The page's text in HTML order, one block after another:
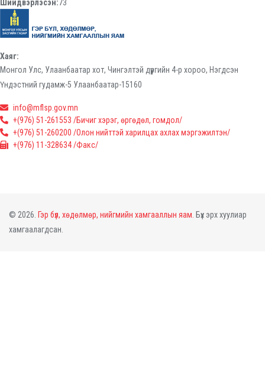
Шийдвэрлэсэн:73
Хаяг:
Монгол Улс, Улаанбаатар хот, Чингэлтэй дүүргийн 4-р хороо, Нэгдсэн
Үндэстний гудамж-5 Улаанбаатар-15160
info@mflsp.gov.mn
+(976) 51-261553 /Бичиг хэрэг, өргөдөл, гомдол/
+(976) 51-260200 /Олон нийттэй харилцах ахлах мэргэжилтэн/
+(976) 11-328634 /Факс/
© 2026. Гэр бүл, хөдөлмөр, нийгмийн хамгааллын яам. Бүх эрх хуулиар
хамгаалагдсан.